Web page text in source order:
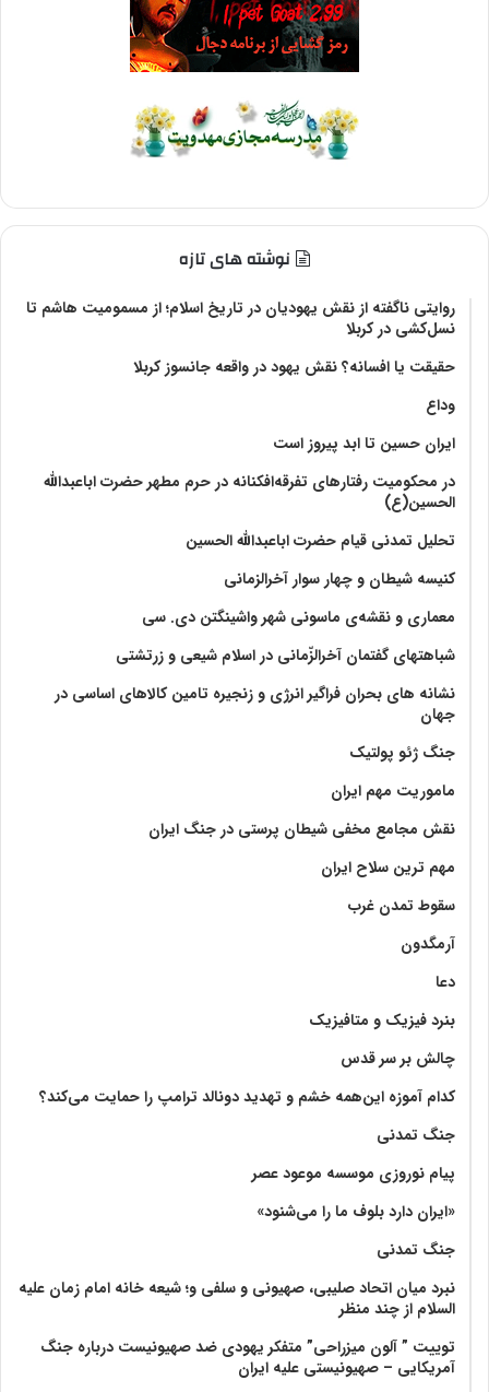
نوشته های تازه
روایتی ناگفته از نقش یهودیان در تاریخ اسلام؛ از مسمومیت هاشم تا
نسل‌کشی در کربلا
حقیقت یا افسانه؟‌ نقش یهود در واقعه جانسوز کربلا
وداع
ایران حسین تا ابد پیروز است
در محکومیت رفتارهای تفرقه‌افکنانه در حرم مطهر حضرت اباعبدالله
الحسین(ع)
تحلیل تمدنی قیام حضرت اباعبدالله الحسین
کنیسه شیطان و چهار سوار آخرالزمانی
معماری و نقشه‌ی ماسونی شهر واشينگتن دی. سی
شباهتهای گفتمان آخر‌الزّمانی در اسلام شیعی و زرتشتی
نشانه های بحران فراگیر انرژی و زنجیره تامین کالاهای اساسی در
جهان
جنگ ژئو پولتیک
ماموریت مهم ایران
نقش مجامع مخفی شیطان پرستی در جنگ ایران
مهم ترین سلاح ایران
سقوط تمدن غرب
آرمگدون
دعا
بنرد فیزیک و متافیزیک
چالش بر سر قدس
کدام آموزه این‌همه خشم و تهدید دونالد ترامپ را حمایت می‌کند؟
جنگ تمدنی
پیام نوروزی موسسه موعود عصر
«ایران دارد بلوف ما را می‌شنود»
جنگ تمدنی
نبرد میان اتحاد صلیبی، صهیونی و سلفی و؛ شیعه خانه امام زمان علیه
السلام از چند منظر
توییت ” آلون میزراحی” متفکر یهودی ضد صهیونیست درباره جنگ
آمریکایی – صهیونیستی علیه ایران